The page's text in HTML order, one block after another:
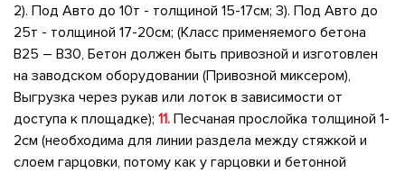
2). Под Авто до 10т - толщиной 15-17см; 3). Под Авто до
25т - толщиной 17-20см; (Класс применяемого бетона
В25 – В30, Бетон должен быть привозной и изготовлен
на заводском оборудовании (Привозной миксером),
Выгрузка через рукав или лоток в зависимости от
доступа к площадке); 11. Песчаная прослойка толщиной 1-
2см (необходима для линии раздела между стяжкой и
слоем гарцовки, потому как у гарцовки и бетонной